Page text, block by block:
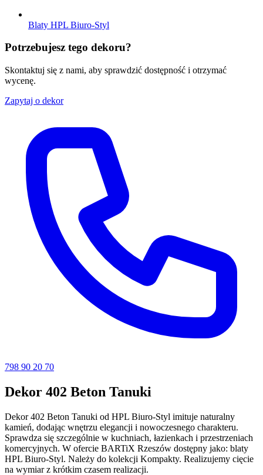
Blaty HPL Biuro-Styl
Potrzebujesz tego dekoru?
Skontaktuj się z nami, aby sprawdzić dostępność i otrzymać
wycenę.
Zapytaj o dekor
798 90 20 70
Dekor 402 Beton Tanuki
Dekor 402 Beton Tanuki od HPL Biuro-Styl imituje naturalny
kamień, dodając wnętrzu elegancji i nowoczesnego charakteru.
Sprawdza się szczególnie w kuchniach, łazienkach i przestrzeniach
komercyjnych. W ofercie BARTiX Rzeszów dostępny jako: blaty
HPL Biuro-Styl. Należy do kolekcji Kompakty. Realizujemy cięcie
na wymiar z krótkim czasem realizacji.